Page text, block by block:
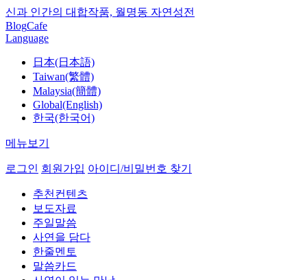
신과 인간의 대합작품, 월명동 자연성전
BlogCafe
Language
日本(日本語)
Taiwan(繁體)
Malaysia(簡體)
Global(English)
한국(한국어)
메뉴보기
로그인 회원가입 아이디/비밀번호 찾기
추천컨텐츠
보도자료
주일말씀
사연을 담다
한줄멘토
말씀카드